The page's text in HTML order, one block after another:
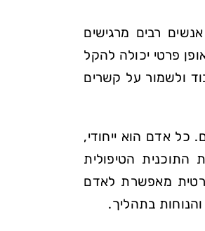
רבים מרגישים
פרטי יכולה להקל
ולשמור על קשרים
כל אדם הוא ייחודי,
הטיפולית
מאפשרת לאדם
בתהליך.